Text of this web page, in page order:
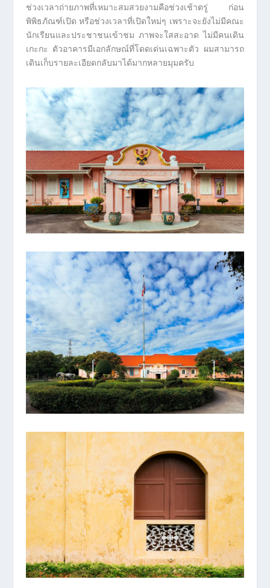
ช่วงเวลาถ่ายภาพที่เหมาะสมสวยงามคือช่วงเช้าตรู่ ก่อน
พิพิธภัณฑ์เปิด หรือช่วงเวลาที่เปิดใหม่ๆ เพราะจะยังไม่มีคณะ
นักเรียนและประชาชนเข้าชม ภาพจะใสสะอาด ไม่มีคนเดิน
เกะกะ ตัวอาคารมีเอกลักษณ์ที่โดดเด่นเฉพาะตัว ผมสามารถ
เดินเก็บรายละเอียดกลับมาได้มากหลายมุมครับ